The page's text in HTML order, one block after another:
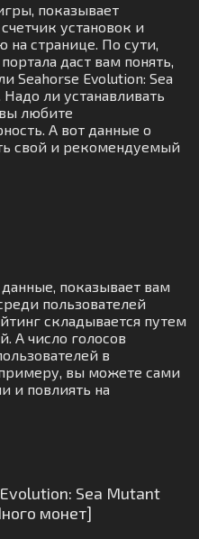
показывает
установок и
странице. По сути,
даст вам понять,
Seahorse Evolution: Sea
ли устанавливать
любите
А вот данные о
свой и рекомендуемый
показывает вам
пользователей
складывается путем
А число голосов
в
вы можете сами
и повлиять на
Sea Mutant
монет]